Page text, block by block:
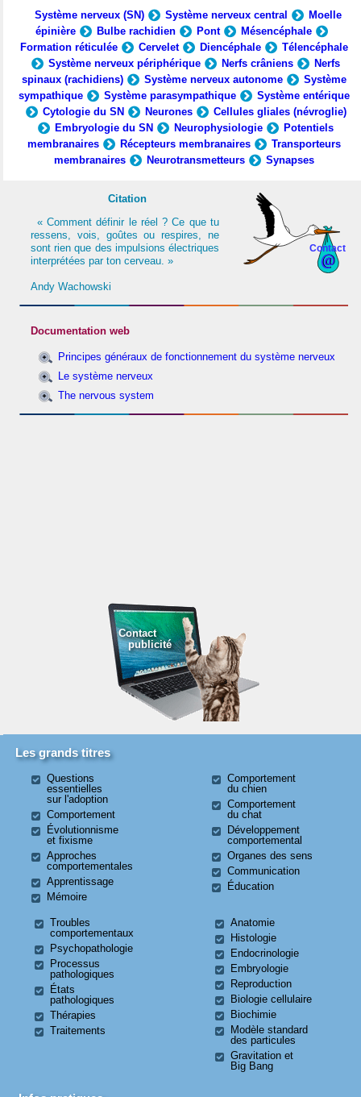
Système nerveux (SN) Système nerveux central
Moelle
épinière
Bulbe rachidien Pont
Mésencéphale
Formation réticulée
Cervelet Diencéphale
Télencéphale
Système nerveux périphérique
Nerfs crâniens
Nerfs
spinaux (rachidiens)
Système nerveux autonome
Système
sympathique
Système parasympathique
Système entérique
Cytologie du SN
Neurones
Cellules gliales (névroglie)
Embryologie du SN
Neurophysiologie
Potentiels
membranaires
Récepteurs membranaires
Transporteurs
membranaires
Neurotransmetteurs Synapses
Contact
Citation
« Comment définir le réel ? Ce que tu
ressens, vois, goûtes ou respires, ne
sont rien que des impulsions électriques
interprétées par ton cerveau. »
Andy Wachowski
Documentation web
Principes généraux de fonctionnement du système nerveux
Le système nerveux
The nervous system
Contact
publicité
Les grands titres
Questions
essentielles
sur l'adoption
Comportement
Évolutionnisme
et fixisme
Approches
comportementales
Apprentissage
Mémoire
Comportement
du chien
Comportement
du chat
Développement
comportemental
Organes des sens
Communication
Éducation
Troubles
comportementaux
Psychopathologie
Processus
pathologiques
États
pathologiques
Thérapies
Traitements
Anatomie
Histologie
Endocrinologie
Embryologie
Reproduction
Biologie cellulaire
Biochimie
Modèle standard
des particules
Gravitation et
Big Bang